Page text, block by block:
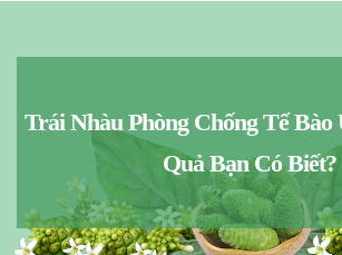
Trái Nhàu Phòng Chống Tế
Quả Bạn Có Biết?